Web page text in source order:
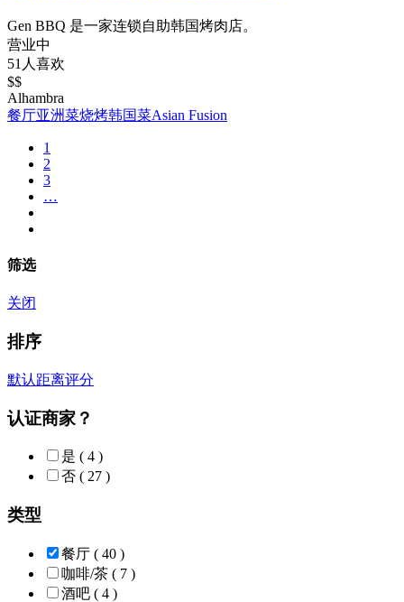
Gen BBQ 是一家连锁自助韩国烤肉店。
营业中
51人喜欢
$$
Alhambra
餐厅亚洲菜烧烤韩国菜Asian Fusion
1
2
3
…
筛选
关闭
排序
默认距离评分
认证商家？
是 ( 4 )
否 ( 27 )
类型
餐厅 ( 40 )
咖啡/茶 ( 7 )
酒吧 ( 4 )